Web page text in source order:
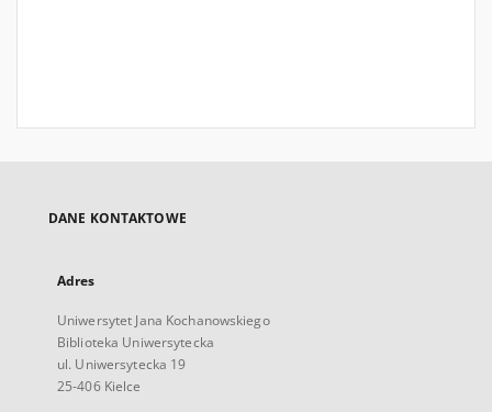
DANE KONTAKTOWE
Adres
Uniwersytet Jana Kochanowskiego
Biblioteka Uniwersytecka
ul. Uniwersytecka 19
25-406 Kielce